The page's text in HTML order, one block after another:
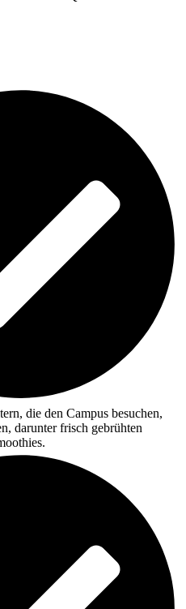
die den Campus besuchen,
darunter frisch gebrühten